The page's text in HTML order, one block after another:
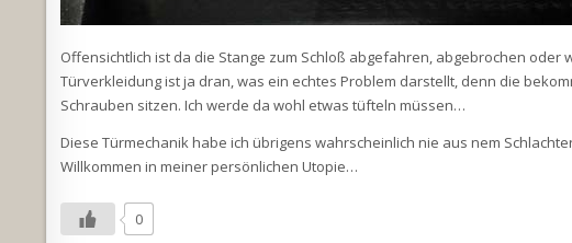
Offensichtlich ist da die Stange zum Schloß abgefahren, abgebrochen oder
Türverkleidung ist ja dran, was ein echtes Problem darstellt, denn die
Schrauben sitzen. Ich werde da wohl etwas tüfteln müssen…
Diese Türmechanik habe ich übrigens wahrscheinlich nie aus nem
Willkommen in meiner persönlichen Utopie…
0